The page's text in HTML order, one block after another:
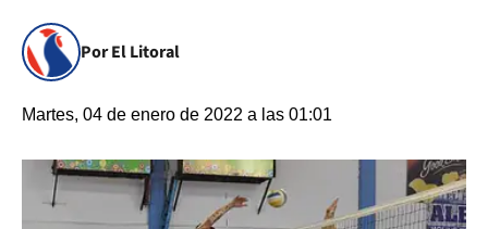
Por El Litoral
Martes, 04 de enero de 2022 a las 01:01